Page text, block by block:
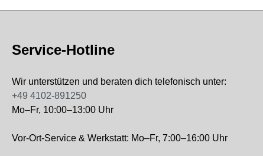
Service-Hotline
Wir unterstützen und beraten dich telefonisch unter:
+49 4102-891250
Mo–Fr, 10:00–13:00 Uhr
Vor-Ort-Service & Werkstatt: Mo–Fr, 7:00–16:00 Uhr